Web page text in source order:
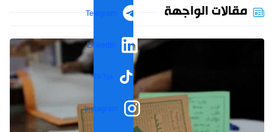
Telegram
LinkedIn
TikTok
Instagram
مقالات الواجهة